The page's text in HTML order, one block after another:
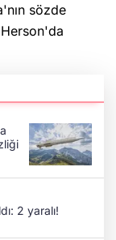
sözde
2 yaralı!